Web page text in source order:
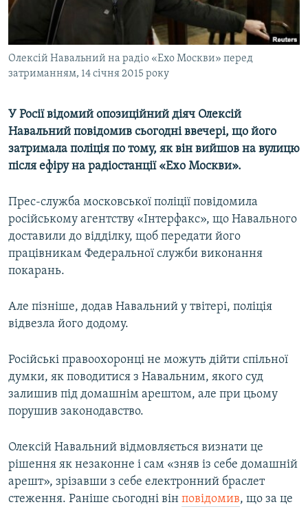
ВІДЕОУРОКИ «ELIFBE»
СВІДЧЕННЯ ОКУПАЦІЇ
УКРАЇНСЬКА ПРОБЛЕМА КРИМУ
Русский
Qırımtatar
Усі сайти RFE/RL
Олексій Навальний на радіо «Ехо Москви» перед
затриманням, 14 січня 2015 року
У Росії відомий опозиційний діяч Олексій
Навальний повідомив сьогодні ввечері, що його
затримала поліція по тому, як він вийшов на вулицю
після ефіру на радіостанції «Ехо Москви».
Прес-служба московської поліції повідомила
російському агентству «Інтерфакс», що Навального
доставили до відділку, щоб передати його
працівникам Федеральної служби виконання
покарань.
Але пізніше, додав Навальний у твітері, поліція
відвезла його додому.
Російські правоохоронці не можуть дійти спільної
думки, як поводитися з Навальним, якого суд
залишив під домашнім арештом, але при цьому
порушив законодавство.
Олексій Навальний відмовляється визнати це
рішення як незаконне і сам «зняв із себе домашній
арешт», зрізавши з себе електронний браслет
стеження. Раніше сьогодні він повідомив, що за це